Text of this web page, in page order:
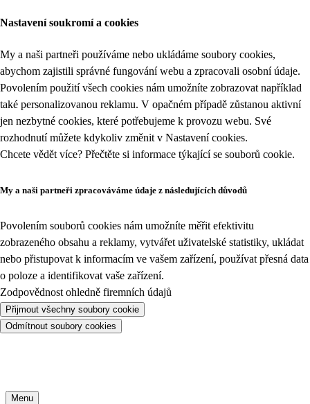
Nastavení soukromí a cookies
My a naši partneři používáme nebo ukládáme soubory cookies,
abychom zajistili správné fungování webu a zpracovali osobní údaje.
Povolením použití všech cookies nám umožníte zobrazovat například
také personalizovanou reklamu. V opačném případě zůstanou aktivní
jen nezbytné cookies, které potřebujeme k provozu webu. Své
rozhodnutí můžete kdykoliv změnit v Nastavení cookies.
Chcete vědět více? Přečtěte si informace týkající se souborů cookie.
My a naši partneři zpracováváme údaje z následujících důvodů
Povolením souborů cookies nám umožníte měřit efektivitu
zobrazeného obsahu a reklamy, vytvářet uživatelské statistiky, ukládat
nebo přistupovat k informacím ve vašem zařízení, používat přesná data
o poloze a identifikovat vaše zařízení.
Zodpovědnost ohledně firemních údajů
Přijmout všechny soubory cookie
Odmítnout soubory cookies
Menu